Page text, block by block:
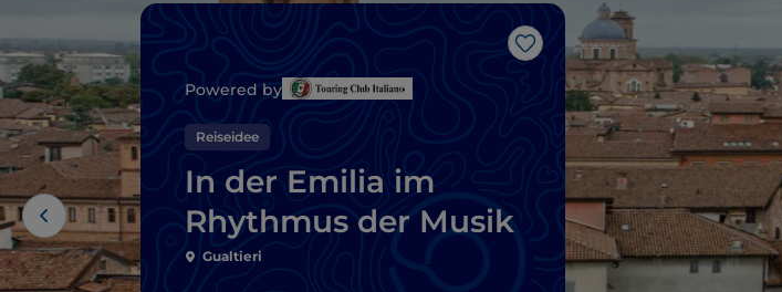
Like
Powered by
Reiseidee
In der Emilia im
Rhythmus der Musik
Gualtieri